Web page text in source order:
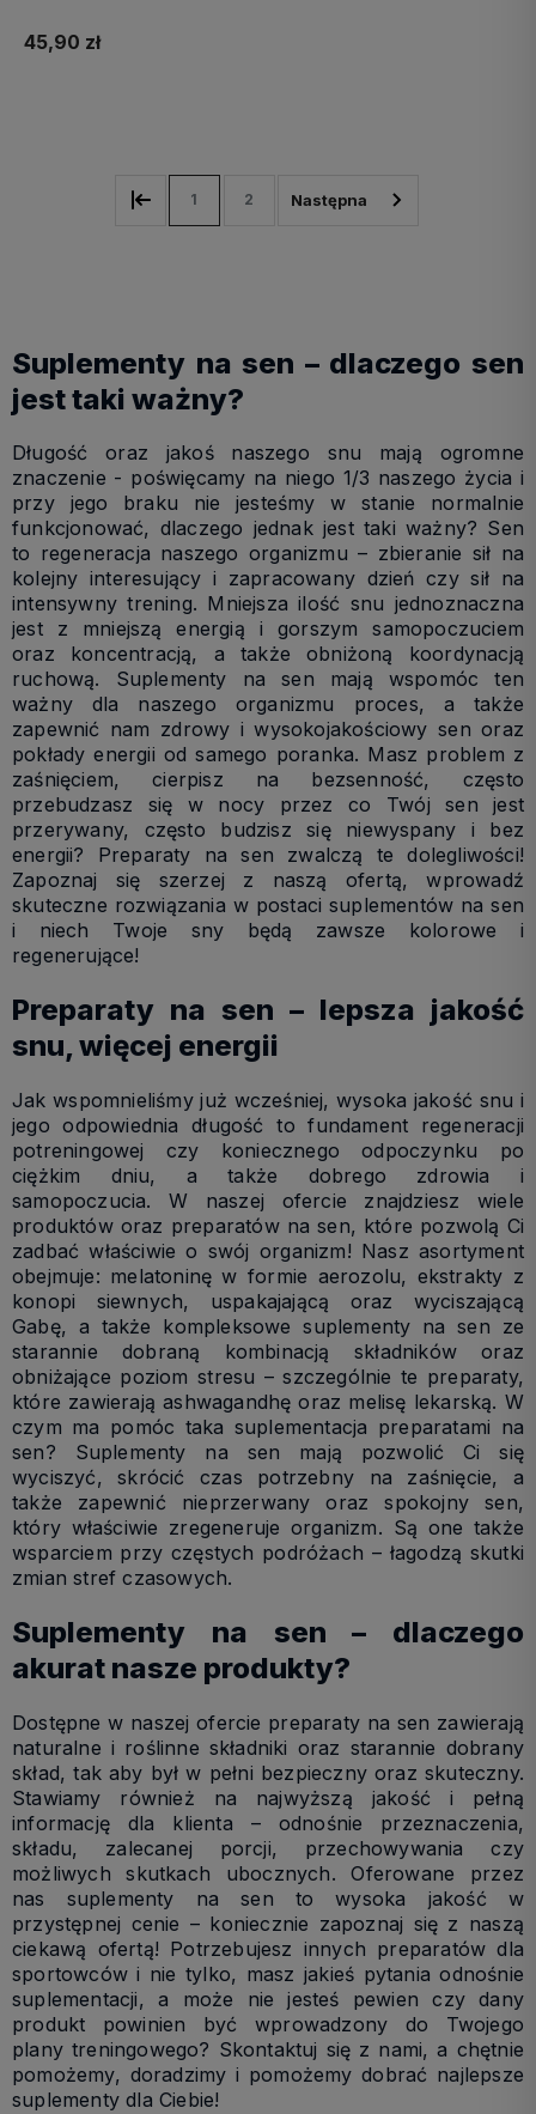
45,90 zł
1 2
Suplementy na sen – dlaczego sen
jest taki ważny?
Długość oraz jakoś naszego snu mają ogromne
znaczenie - poświęcamy na niego 1/3 naszego życia i
przy jego braku nie jesteśmy w stanie normalnie
funkcjonować, dlaczego jednak jest taki ważny? Sen
to regeneracja naszego organizmu – zbieranie sił na
kolejny interesujący i zapracowany dzień czy sił na
intensywny trening. Mniejsza ilość snu jednoznaczna
jest z mniejszą energią i gorszym samopoczuciem
oraz koncentracją, a także obniżoną koordynacją
ruchową. Suplementy na sen mają wspomóc ten
ważny dla naszego organizmu proces, a także
zapewnić nam zdrowy i wysokojakościowy sen oraz
pokłady energii od samego poranka. Masz problem z
zaśnięciem, cierpisz na bezsenność, często
przebudzasz się w nocy przez co Twój sen jest
przerywany, często budzisz się niewyspany i bez
energii? Preparaty na sen zwalczą te dolegliwości!
Zapoznaj się szerzej z naszą ofertą, wprowadź
skuteczne rozwiązania w postaci suplementów na sen
i niech Twoje sny będą zawsze kolorowe i
regenerujące!
Preparaty na sen – lepsza jakość
snu, więcej energii
Jak wspomnieliśmy już wcześniej, wysoka jakość snu i
jego odpowiednia długość to fundament regeneracji
potreningowej czy koniecznego odpoczynku po
ciężkim dniu, a także dobrego zdrowia i
samopoczucia. W naszej ofercie znajdziesz wiele
produktów oraz preparatów na sen, które pozwolą Ci
zadbać właściwie o swój organizm! Nasz asortyment
obejmuje: melatoninę w formie aerozolu, ekstrakty z
konopi siewnych, uspakajającą oraz wyciszającą
Gabę, a także kompleksowe suplementy na sen ze
starannie dobraną kombinacją składników oraz
obniżające poziom stresu – szczególnie te preparaty,
które zawierają ashwagandhę oraz melisę lekarską. W
czym ma pomóc taka suplementacja preparatami na
sen? Suplementy na sen mają pozwolić Ci się
wyciszyć, skrócić czas potrzebny na zaśnięcie, a
także zapewnić nieprzerwany oraz spokojny sen,
który właściwie zregeneruje organizm. Są one także
wsparciem przy częstych podróżach – łagodzą skutki
zmian stref czasowych.
Suplementy na sen – dlaczego
akurat nasze produkty?
Dostępne w naszej ofercie preparaty na sen zawierają
naturalne i roślinne składniki oraz starannie dobrany
skład, tak aby był w pełni bezpieczny oraz skuteczny.
Stawiamy również na najwyższą jakość i pełną
informację dla klienta – odnośnie przeznaczenia,
składu, zalecanej porcji, przechowywania czy
możliwych skutkach ubocznych. Oferowane przez
nas suplementy na sen to wysoka jakość w
przystępnej cenie – koniecznie zapoznaj się z naszą
ciekawą ofertą! Potrzebujesz innych preparatów dla
sportowców i nie tylko, masz jakieś pytania odnośnie
suplementacji, a może nie jesteś pewien czy dany
produkt powinien być wprowadzony do Twojego
plany treningowego? Skontaktuj się z nami, a chętnie
pomożemy, doradzimy i pomożemy dobrać najlepsze
suplementy dla Ciebie!